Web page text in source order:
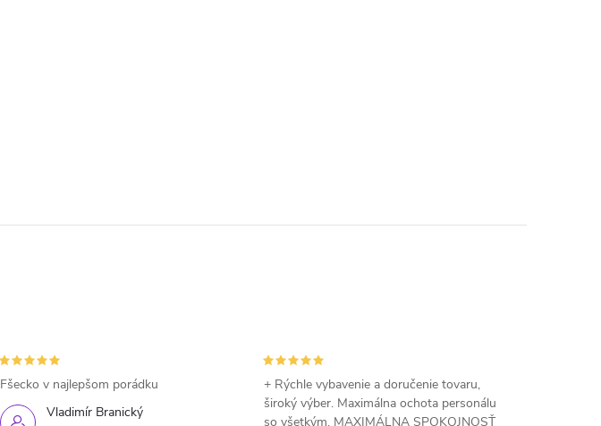
Vladimír Branický
Fšecko v najlepšom porádku
+ Rýchle vybavenie a doručenie tovaru,
široký výber. Maximálna ochota personálu
so všetkým. MAXIMÁLNA SPOKOJNOSŤ